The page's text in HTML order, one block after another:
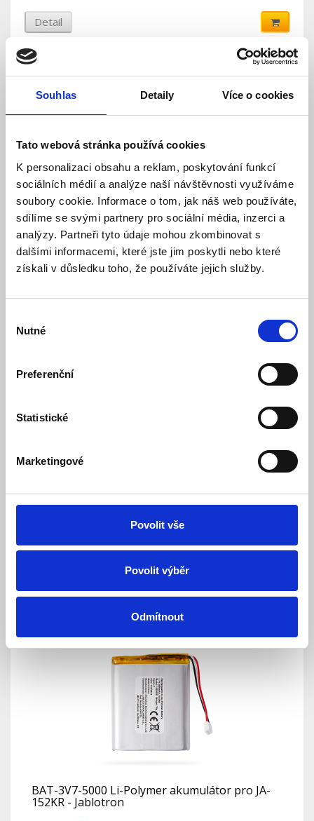
Souhlas Detaily Více o cookies
Tato webová stránka používá cookies
K personalizaci obsahu a reklam, poskytování funkcí
sociálních médií a analýze naší návštěvnosti využíváme
soubory cookie. Informace o tom, jak náš web používáte,
sdílíme se svými partnery pro sociální média, inzerci a
analýzy. Partneři tyto údaje mohou zkombinovat s
dalšími informacemi, které jste jim poskytli nebo které
získali v důsledku toho, že používáte jejich služby.
souhlasu
Nutné
Preferenční
Statistické
Marketingové
Povolit vše
Povolit výběr
Odmítnout
Detail
BAT-3V6-R20 baterie - Jablotron
Dostupnost:Skladem
636 Kč
676 Kč
BAT-3V7-2500 Li-Polymer akumulátor pro JA-
Detail
BAT-3V7-5000 Li-Polymer akumulátor pro JA-
152KR - Jablotron